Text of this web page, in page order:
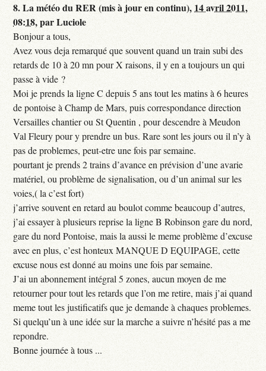
8.La météo du RER (mis à jour en continu), 14 avril 2011,
08:18,parLuciole
Bonjour a tous,
Avez vous deja remarqué que souvent quand un train subi des
retards de 10 à 20 mn pour X raisons, il y en a toujours un qui
passe à vide ?
Moi je prends la ligne C depuis 5 ans tout les matins à 6 heures
de pontoise à Champ de Mars, puis correspondance direction
Versailles chantier ou St Quentin , pour descendre à Meudon
Val Fleury pour y prendre un bus. Rare sont les jours ou il n’y à
pas de problemes, peut-etre une fois par semaine.
pourtant je prends 2 trains d’avance en prévision d’une avarie
matériel, ou problème de signalisation, ou d’un animal sur les
voies,( la c’est fort)
j’arrive souvent en retard au boulot comme beaucoup d’autres,
j’ai essayer à plusieurs reprise la ligne B Robinson gare du nord,
gare du nord Pontoise, mais la aussi le meme problème d’excuse
avec en plus, c’est honteux MANQUE D EQUIPAGE, cette
excuse nous est donné au moins une fois par semaine.
J’ai un abonnement intégral 5 zones, aucun moyen de me
retourner pour tout les retards que l’on me retire, mais j’ai quand
meme tout les justificatifs que je demande à chaques problemes.
Si quelqu’un à une idée sur la marche a suivre n’hésité pas a me
repondre.
Bonne journée à tous ...